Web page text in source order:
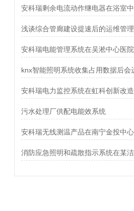
浅谈综合管廊建设提速后的运维管理
污水处理厂供配电能效系统